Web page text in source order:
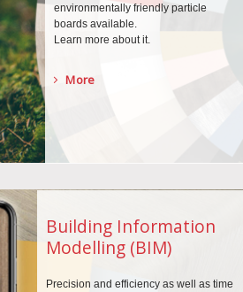
environmentally friendly particle
boards available.
Learn more about it.
More
Building Information
Modelling (BIM)
Precision and efficiency as well as time